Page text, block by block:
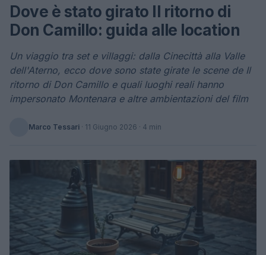
Dove è stato girato Il ritorno di
Don Camillo: guida alle location
Un viaggio tra set e villaggi: dalla Cinecittà alla Valle
dell'Aterno, ecco dove sono state girate le scene de Il
ritorno di Don Camillo e quali luoghi reali hanno
impersonato Montenara e altre ambientazioni del film
Marco Tessari · 11 Giugno 2026 · 4 min